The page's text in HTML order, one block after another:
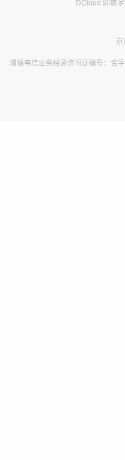
DCloud 即数
增值电信业务经营许可证编号：合